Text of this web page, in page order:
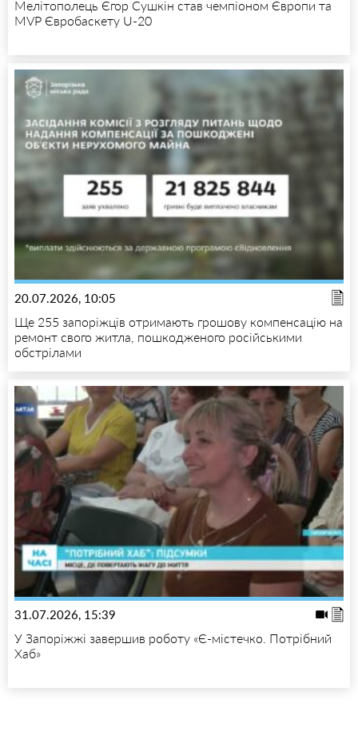
Мелітополець Єгор Сушкін став чемпіоном Європи та
MVP Євробаскету U-20
20.07.2026, 10:05
Ще 255 запоріжців отримають грошову компенсацію на
ремонт свого житла, пошкодженого російськими
обстрілами
31.07.2026, 15:39
У Запоріжжі завершив роботу «Є-містечко. Потрібний
Хаб»